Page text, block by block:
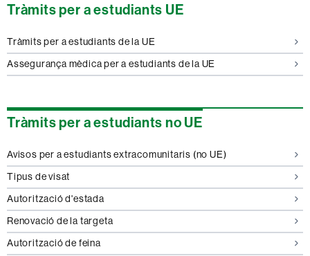
Tràmits per a estudiants UE
Tràmits per a estudiants de la UE
Assegurança mèdica per a estudiants de la UE
Tràmits per a estudiants no UE
Avisos per a estudiants extracomunitaris (no UE)
Tipus de visat
Autorització d'estada
Renovació de la targeta
Autorització de feina